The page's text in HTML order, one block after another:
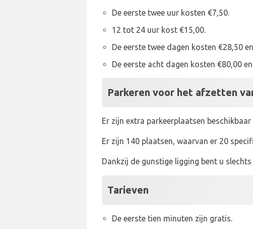
De eerste twee uur kosten €7,50.
12 tot 24 uur kost €15,00.
De eerste twee dagen kosten €28,50
De eerste acht dagen kosten €80,00
Parkeren voor het afzetten
Er zijn extra parkeerplaatsen
Er zijn 140 plaatsen, waarvan er 20
Dankzij de gunstige ligging bent u
Tarieven
De eerste tien minuten zijn gratis.